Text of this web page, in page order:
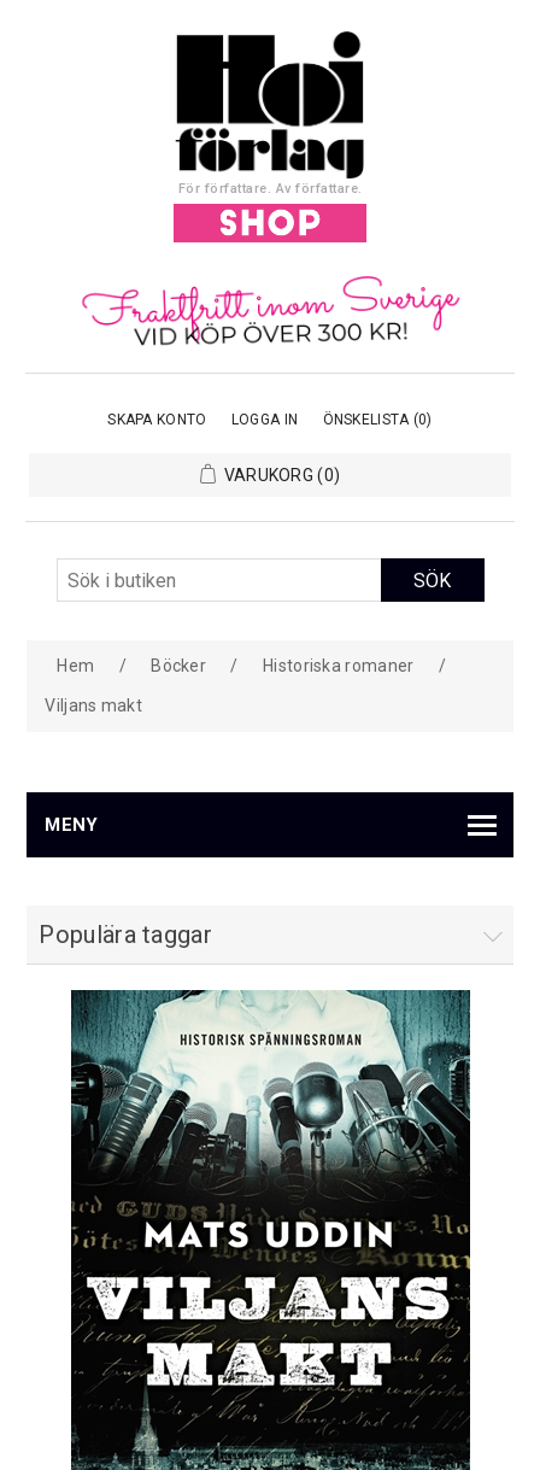
För författare. Av författare.
SKAPA KONTO LOGGA IN ÖNSKELISTA (0)
VARUKORG (0)
Hem / Böcker / Historiska romaner /
Viljans makt
MENY
Populära taggar